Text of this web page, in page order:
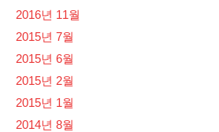
2016년 11월
2015년 7월
2015년 6월
2015년 2월
2015년 1월
2014년 8월